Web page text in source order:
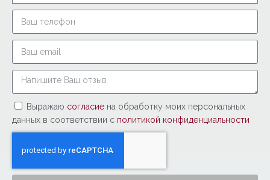
Выражаю согласие на обработку моих персональных
данных в соответствии с политикой конфиденциальности